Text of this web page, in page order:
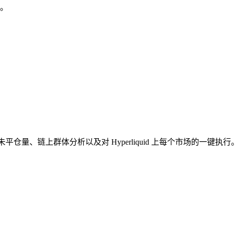
仓量、链上群体分析以及对 Hyperliquid 上每个市场的一键执行。